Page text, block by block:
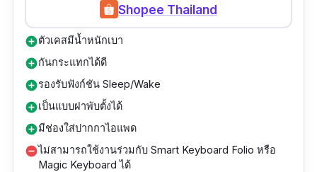
Shopee Thailand
add_circleตัวเคสมีน้ำหนักเบา
add_circleกันกระแทกได้ดี
add_circleรองรับฟังก์ชัน Sleep/Wake
add_circleเป็นแบบฝาพับตั้งได้
add_circleมีช่องใส่ปากกาไอแพด
remove_circleไม่สามารถใช้งานร่วมกับ Smart Keyboard Folio หรือ
Magic Keyboard ได้